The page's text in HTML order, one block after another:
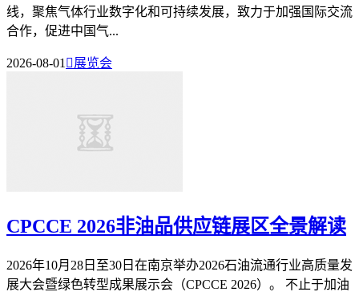
线，聚焦气体行业数字化和可持续发展，致力于加强国际交流
合作，促进中国气...
2026-08-01 展览会
CPCCE 2026非油品供应链展区全景解读
2026年10月28日至30日在南京举办2026石油流通行业高质量发
展大会暨绿色转型成果展示会（CPCCE 2026）。 不止于加油